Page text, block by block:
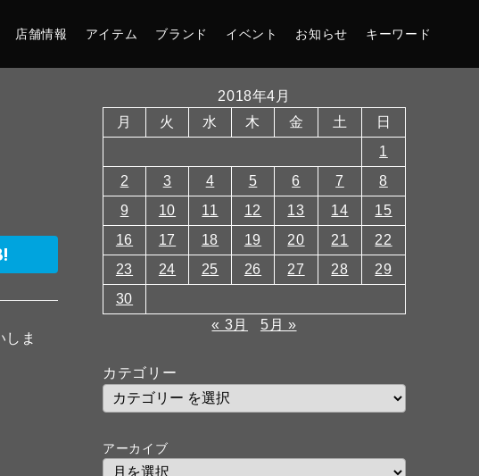
店舗情報 アイテム ブランド イベント お知らせ キーワード
ま
2018年4月
月
火 水 木 金 土
日
1
2
3 4 5 6 7
8
9
10 11 12 13 14
15
16
17 18 19 20 21
22
23
24 25 26 27 28
29
30
« 3月
5月 »
カテゴリー
アーカイブ